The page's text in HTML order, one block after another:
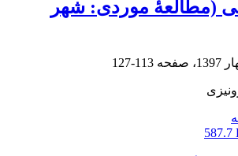
(مطالعۀ موردی: شهر
113-127
587.7